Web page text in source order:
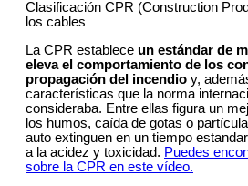
Clasificación CPR (Construction
los cables
La CPR establece un estándar de
eleva el comportamiento de los
propagación del incendio y,
características que la norma
consideraba. Entre ellas figura un
los humos, caída de gotas o
auto extinguen en un tiempo
a la acidez y toxicidad. Puedes
sobre la CPR en este vídeo.